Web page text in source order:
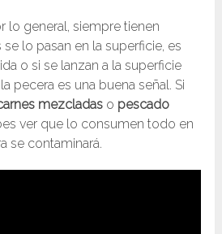
lo general, siempre tienen
lo pasan en la superficie, es
o si se lanzan a la superficie
pecera es una buena señal. Si
mezcladas o pescado
ver que lo consumen todo en
se contaminará.